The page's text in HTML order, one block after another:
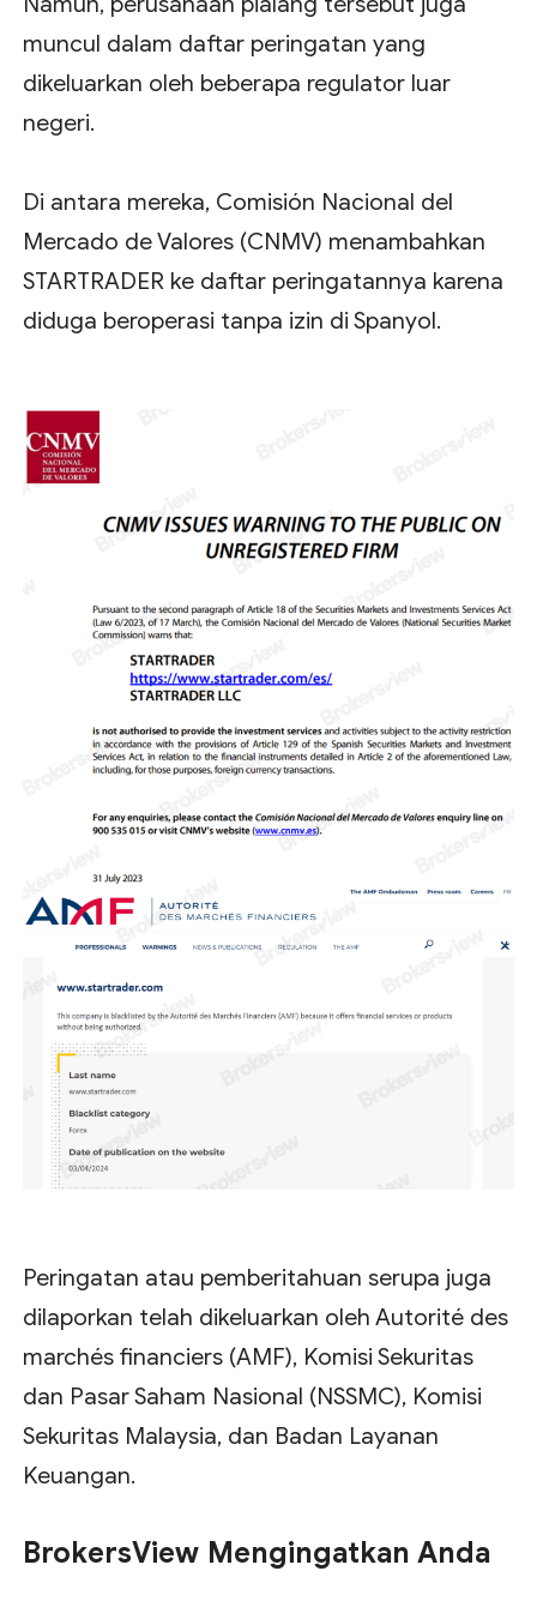
muncul dalam daftar peringatan yang
dikeluarkan oleh beberapa regulator luar
negeri.
Di antara mereka, Comisión Nacional del
Mercado de Valores (CNMV) menambahkan
STARTRADER ke daftar peringatannya karena
diduga beroperasi tanpa izin di Spanyol.
Peringatan atau pemberitahuan serupa juga
dilaporkan telah dikeluarkan oleh Autorité des
marchés financiers (AMF), Komisi Sekuritas
dan Pasar Saham Nasional (NSSMC), Komisi
Sekuritas Malaysia, dan Badan Layanan
Keuangan.
BrokersView Mengingatkan Anda